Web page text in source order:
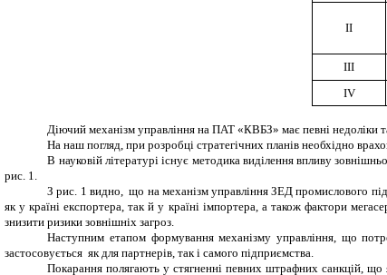
II
III
IV
Діючий механізм управління на ПАТ «КВБЗ» має певні недоліки
На наш погляд, при розробці стратегічних планів необхідно
В науковій літературі існує методика виділення впливу
рис. 1.
З рис. 1 видно, що на механізм управління ЗЕД промислового
як у країні експортера, так й у країні імпортера, а також фактори
знизити ризики зовнішніх загроз.
Наступним етапом формування механізму управління, що
застосовується як для партнерів, так і самого підприємства.
Покарання полягають у стягненні певних штрафних санкцій,